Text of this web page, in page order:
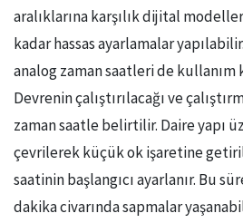
aralıklarına karşılık dijital
kadar hassas ayarlamalar
analog zaman saatleri de kullanım
Devrenin çalıştırılacağı ve
zaman saatle belirtilir. Daire yapı
çevrilerek küçük ok işaretine
saatinin başlangıcı ayarlanır. Bu
dakika civarında sapmalar